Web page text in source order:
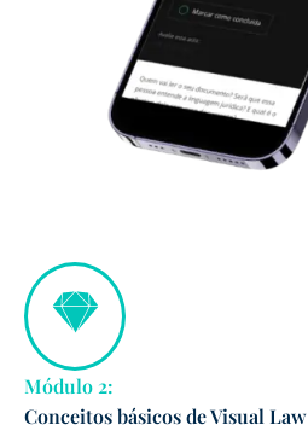
Módulo 2:
Conceitos básicos de Visual Law